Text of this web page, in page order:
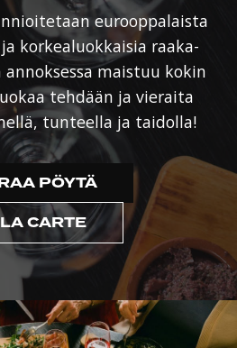
eurooppalaista
korkealuokkaisia raaka-
annoksessa maistuu kokin
tehdään ja vieraita
tunteella ja taidolla!
PÖYTÄ
CARTE